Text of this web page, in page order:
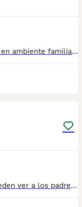
Cachorrito de bulldog francés, criado en ambiente familiar y realizando una cría responsable. Criado con pienso de primera calidad, revisiones veterinaria, vacunados, desparasitado. pasaporte y chip y contrato de garantía. https://www.aguasdelcuenco.es Telefono: Alex 649916860
Criador autorizado, no soy tienda, pueden ver a los padres en nuestra propia casa, cachorros criados en ambiente familiar, con muy buena sociabilización, proporcionándoles desde su destete pienso de la mas alta calidad. Experiencia en la cría y selección de esta maravillosa raza, con logros destacados en diversos certámenes de belleza. Puedes venir a conocernos sin compromiso. Los cachorros se entregan vacunados, desparasitados, con pasaporte, chip y contrato de garantía. Criamos variedad exótica, centrándonos en la salud, estructura y la genética del color, y a parte hemos introducido la variedad fluffy y big rope, en nuestro plan de cría. Mi nombre es Alex Telf. 649916860 Pueden visitar mi web https://www.aguasdelcuenco.es/